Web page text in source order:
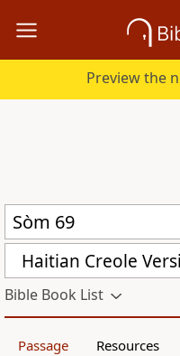
Preview the
Haitian Creole
Bible Book List
Passage Resources